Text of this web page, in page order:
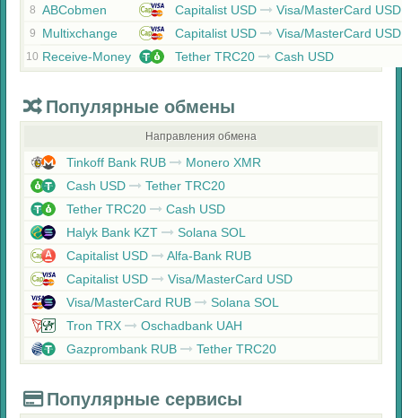
8 ABCobmen Capitalist USD Visa/MasterCard USD
9 Multixchange Capitalist USD Visa/MasterCard USD
10 Receive-Money Tether TRC20 Cash USD
Популярные обмены
Направления обмена
Tinkoff Bank RUB
Monero XMR
Cash USD
Tether TRC20
Tether TRC20
Cash USD
Halyk Bank KZT
Solana SOL
Capitalist USD
Alfa-Bank RUB
Capitalist USD
Visa/MasterCard USD
Visa/MasterCard RUB
Solana SOL
Tron TRX
Oschadbank UAH
Gazprombank RUB
Tether TRC20
Популярные сервисы